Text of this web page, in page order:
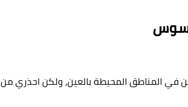
في المناطق المحيطة بالعين، ولكن احذري من